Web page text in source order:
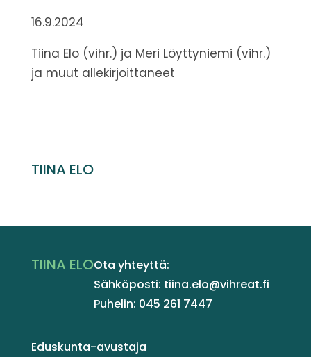
16.9.2024
Tiina Elo (vihr.) ja Meri Löyttyniemi (vihr.)
ja muut allekirjoittaneet
TIINA ELO
TIINA ELOOta yhteyttä:
Sähköposti: tiina.elo@vihreat.fi
Puhelin: 045 261 7447
Eduskunta-avustaja